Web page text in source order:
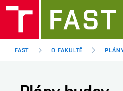
FAST O FAKULTĚ